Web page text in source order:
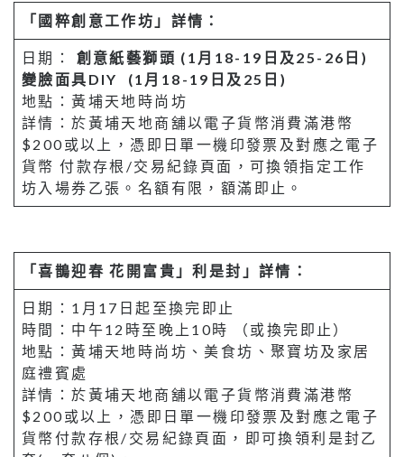
「國粹創意工作坊」詳情：
日期： 創意紙藝獅頭 (1月18-19日及25-26日)
變臉面具DIY (1月18-19日及25日)
地點：黃埔天地時尚坊
詳情：於黃埔天地商舖以電子貨幣消費滿港幣
$200或以上，憑即日單一機印發票及對應之電子
貨幣 付款存根/交易紀錄頁面，可換領指定工作
坊入場券乙張。名額有限，額滿即止。
「喜鵲迎春 花開富貴」利是封」詳情：
日期：1月17日起至換完即止
時間：中午12時至晚上10時 （或換完即止）
地點：黃埔天地時尚坊、美食坊、聚寶坊及家居
庭禮賓處
詳情：於黃埔天地商舖以電子貨幣消費滿港幣
$200或以上，憑即日單一機印發票及對應之電子
貨幣付款存根/交易紀錄頁面，即可換領利是封乙